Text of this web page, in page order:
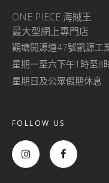
ONE PIECE 海賊王
最大型網上專門店
觀塘開源道47號凱源工
星期一至六下午1時至8
星期日及公眾假期休息
FOLLOW US